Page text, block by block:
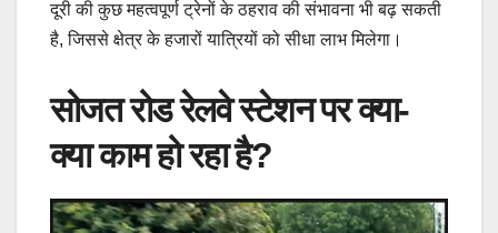
दूरी की कुछ महत्वपूर्ण ट्रेनों के ठहराव की संभावना भी बढ़ सकती
है, जिससे क्षेत्र के हजारों यात्रियों को सीधा लाभ मिलेगा।
सोजत रोड रेलवे स्टेशन पर क्या-
क्या काम हो रहा है?